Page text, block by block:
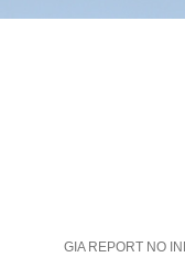
GIA REPORT NO